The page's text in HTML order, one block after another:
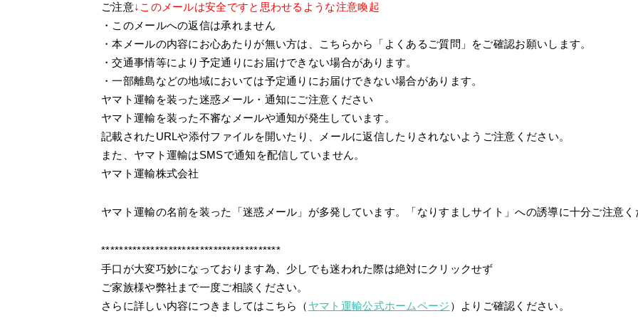
ご注意↓このメールは安全ですと思わせるような注意喚起
・このメールへの返信は承れません
・本メールの内容にお心あたりが無い方は、こちらから「よくあるご質問」をご確認お願いします。
・交通事情等により予定通りにお届けできない場合があります。
・一部離島などの地域においては予定通りにお届けできない場合があります。
ヤマト運輸を装った迷惑メール・通知にご注意ください
ヤマト運輸を装った不審なメールや通知が発生しています。
記載されたURLや添付ファイルを開いたり、メールに返信したりされないようご注意ください。
また、ヤマト運輸はSMSで通知を配信していません。
ヤマト運輸株式会社
ヤマト運輸の名前を装った「迷惑メール」が多発しています。「なりすましサイト」への誘導に十分ご注意く
****************************************
手口が大変巧妙になっております為、少しでも迷われた際は絶対にクリックせず
ご家族様や弊社まで一度ご相談ください。
さらに詳しい内容につきましてはこちら（ ヤマト運輸公式ホームページ ）よりご確認ください。